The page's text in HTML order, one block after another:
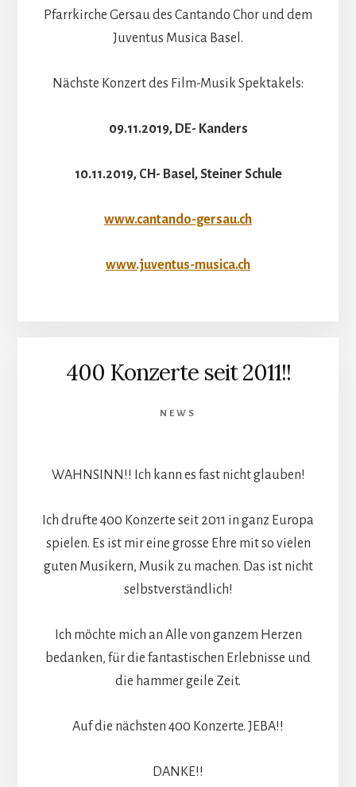
Pfarrkirche Gersau des Cantando Chor und dem
Juventus Musica Basel.
Nächste Konzert des Film-Musik Spektakels:
09.11.2019, DE- Kanders
10.11.2019, CH- Basel, Steiner Schule
www.cantando-gersau.ch
www.juventus-musica.ch
400 Konzerte seit 2011!!
NEWS
WAHNSINN!! Ich kann es fast nicht glauben!
Ich drufte 400 Konzerte seit 2011 in ganz Europa
spielen. Es ist mir eine grosse Ehre mit so vielen
guten Musikern, Musik zu machen. Das ist nicht
selbstverständlich!
Ich möchte mich an Alle von ganzem Herzen
bedanken, für die fantastischen Erlebnisse und
die hammer geile Zeit.
Auf die nächsten 400 Konzerte. JEBA!!
DANKE!!